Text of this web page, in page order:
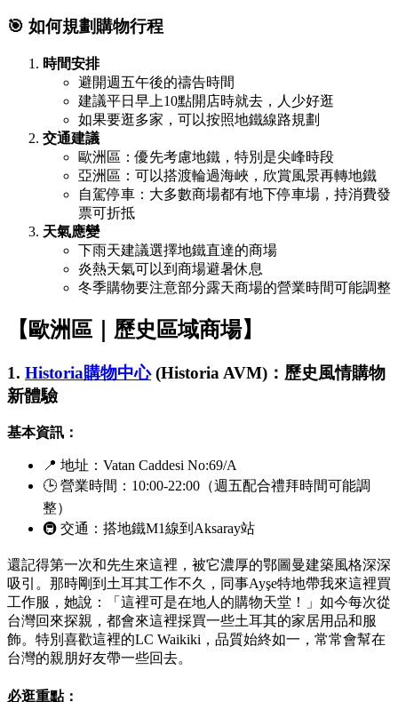
🎯 如何規劃購物行程
時間安排
避開週五午後的禱告時間
建議平日早上10點開店時就去，人少好逛
如果要逛多家，可以按照地鐵線路規劃
交通建議
歐洲區：優先考慮地鐵，特別是尖峰時段
亞洲區：可以搭渡輪過海峽，欣賞風景再轉地鐵
自駕停車：大多數商場都有地下停車場，持消費發
票可折抵
天氣應變
下雨天建議選擇地鐵直達的商場
炎熱天氣可以到商場避暑休息
冬季購物要注意部分露天商場的營業時間可能調整
【歐洲區｜歷史區域商場】
1. Historia購物中心(Historia AVM)：歷史風情購物
新體驗
基本資訊：
📍 地址： Vatan Caddesi No:69/A
🕒 營業時間：10:00-22:00（週五配合禮拜時間可能調
整）
🚇 交通：搭地鐵M1線到 Aksaray站
還記得第一次和先生來這裡，被它濃厚的鄂圖曼建築風格深深
吸引。那時剛到土耳其工作不久，同事Ayşe特地帶我來這裡買
工作服，她說：「這裡可是在地人的購物天堂！」如今每次從
台灣回來探親，都會來這裡採買一些土耳其的家居用品和服
飾。特別喜歡這裡的LC Waikiki ，品質始終如一，常常會幫在
台灣的親朋好友帶一些回去。
必逛重點：